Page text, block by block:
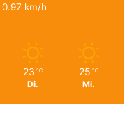
0.97 km/h
23 ℃
Di.
25 ℃
Mi.